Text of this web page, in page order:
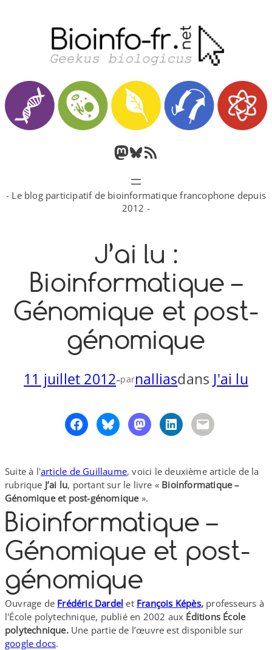
M
o
o
n
B
l
u
s
y
F
u
R
S
- Le blog participatif de bioinformatique francophone depuis
2012 -
J’ai lu :
Bioinformatique –
Génomique et post-​
génomique
11 juillet 2012-parnalliasdans J'ai lu
Suite à l'article de Guillaume, voici le deuxième article de la
rubrique J’ai lu, portant sur le livre « Bioinformatique –
Génomique et post-​génomique».
Bioinformatique –
Génomique et post-​
génomique
Ouvrage de Frédéric Dardel et François Képès, professeurs à
l'École polytechnique, publié en 2002 aux Éditions École
polytechnique. Une partie de l’œuvre est disponible sur
google docs.